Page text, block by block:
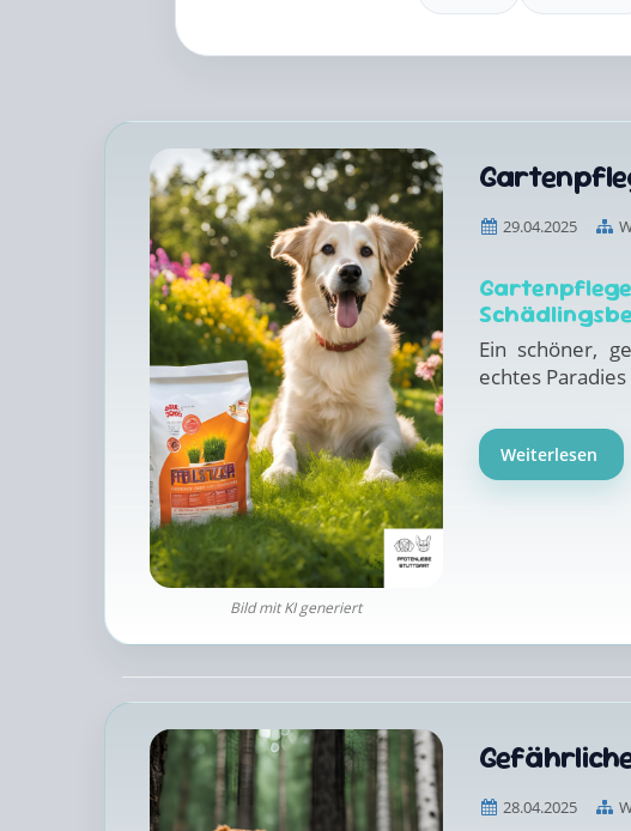
Bild mit KI generiert
29.04.2025
Ein schöner,
echtes
Weiterlesen
28.04.2025